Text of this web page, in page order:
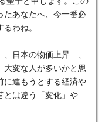
たあなたへ、今一番必
わね。
日本の物価上昇…、
大変な人が多いかと思
に進もうとする経済や
とは違う「変化」や